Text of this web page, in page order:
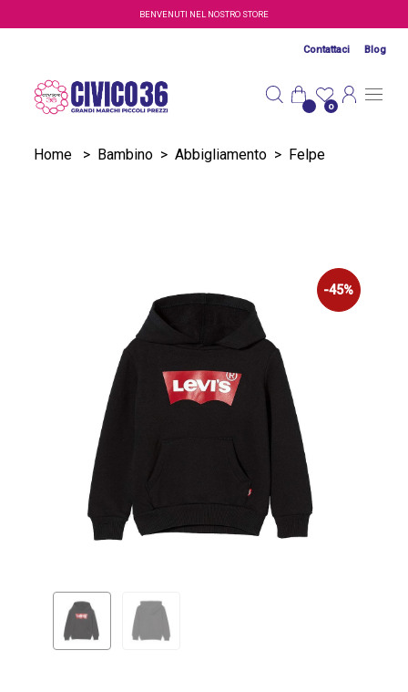
Salta al contenuto principaleBENVENUTI NEL NOSTRO STORE
Contattaci Blog
0
Home > Bambino > Abbigliamento > Felpe
-45%